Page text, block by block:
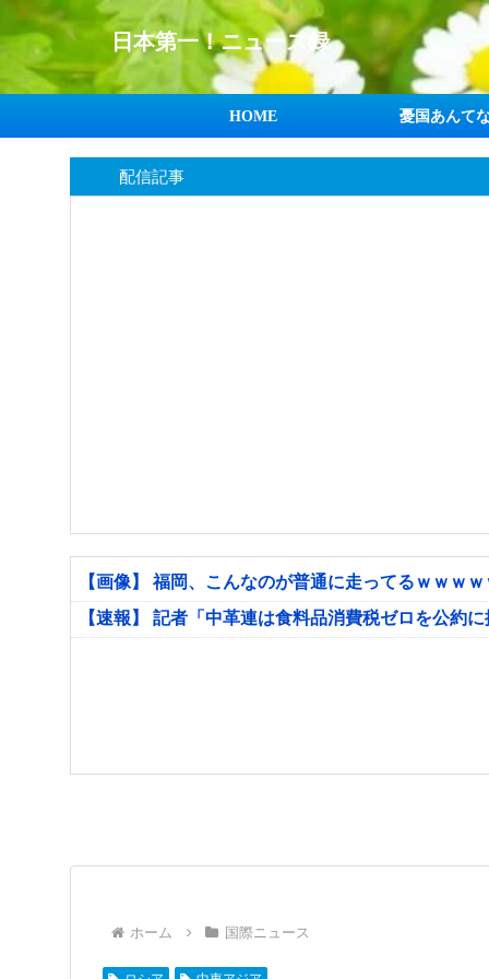
日本第一！ニュース録
HOME 憂国あんて
配信記事
【画像】 福岡、こんなのが普通に走ってるｗｗｗ
【速報】 記者「中革連は食料品消費税ゼロを公約
ホーム 国際ニュース